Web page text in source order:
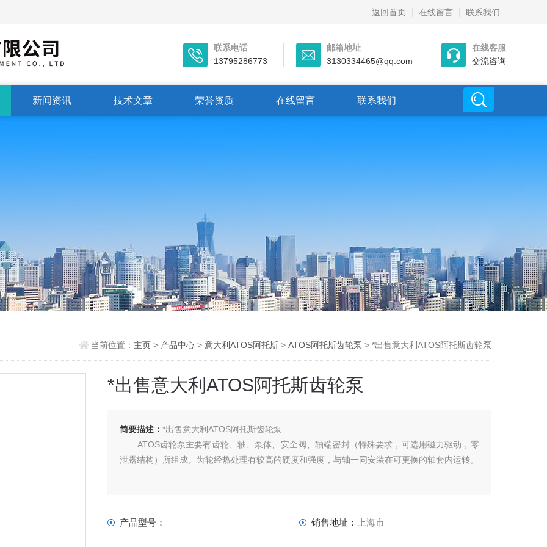
返回首页 在线留言 联系我们
联系电话
13795286773
邮箱地址
3130334465@qq.com
在线客服
交流咨询
新闻资讯 技术文章 荣誉资质 在线留言 联系我们
当前位置： 主页 > 产品中心> 意大利ATOS阿托斯> ATOS阿托斯齿轮泵 > *出售意大利ATOS阿托斯齿轮泵
*出售意大利ATOS阿托斯齿轮泵
简要描述：*出售意大利ATOS阿托斯齿轮泵
ATOS齿轮泵主要有齿轮、轴、泵体、安全阀、轴端密封（特殊要求，可选用磁力驱动，零
泄露结构）所组成。齿轮经热处理有较高的硬度和强度，与轴一同安装在可更换的轴套内运转。
产品型号： 销售地址： 上海市